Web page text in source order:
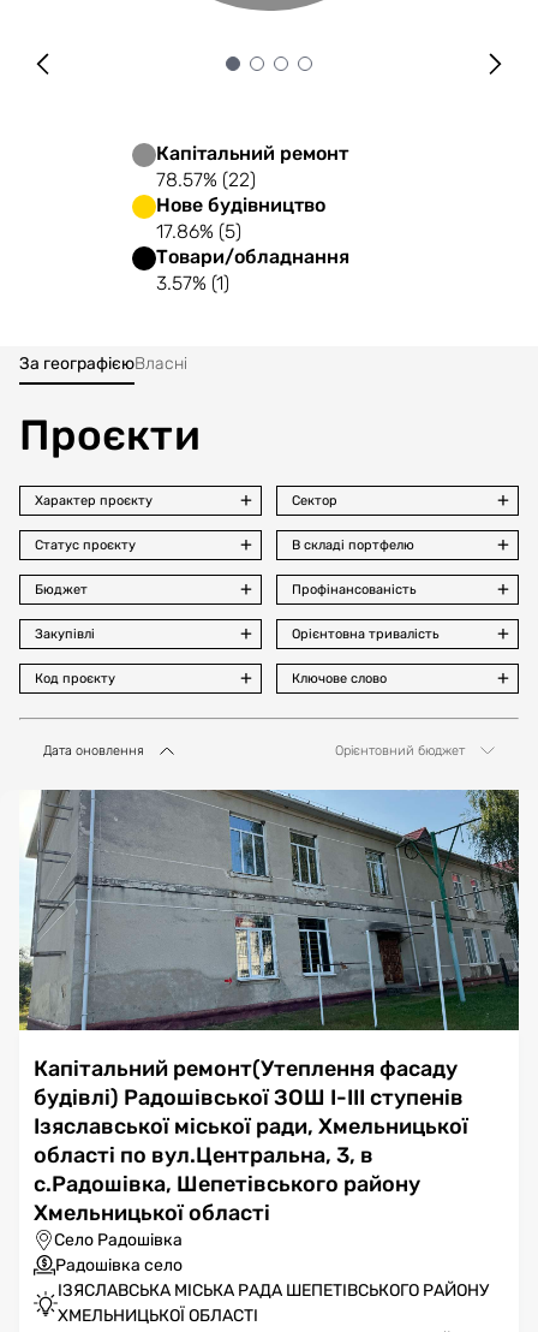
Капітальний ремонт
78.57% (22)
Нове будівництво
17.86% (5)
Товари/обладнання
3.57% (1)
За географієюВласні
Проєкти
Характер проєкту Сектор
Статус проєкту В складі портфелю
Бюджет Профінансованість
Закупівлі Орієнтовна тривалість
Код проєкту Ключове слово
Дата оновлення Орієнтовний бюджет
Капітальний ремонт(Утеплення фасаду
будівлі) Радошівської ЗОШ І-ІІІ ступенів
Ізяславської міської ради, Хмельницької
області по вул.Центральна, 3, в
с.Радошівка, Шепетівського району
Хмельницької області
Село Радошівка
Радошівка село
ІЗЯСЛАВСЬКА МІСЬКА РАДА ШЕПЕТІВСЬКОГО РАЙОНУ
ХМЕЛЬНИЦЬКОЇ ОБЛАСТІ